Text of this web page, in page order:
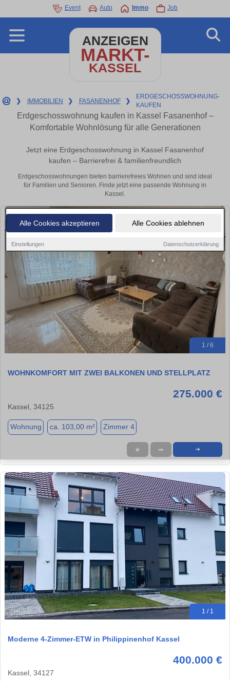
Alle Cookies akzeptieren Alle Cookies ablehnen
Einstellungen Datenschutzerklärung
Event Auto Immo Job
ANZEIGEN
MARKT-
KASSEL
❯ IMMOBILIEN ❯ FASANENHOF ❯
ERDGESCHOSSWOHNUNG-
KAUFEN
Erdgeschosswohnung kaufen in Kassel Fasanenhof –
Komfortable Wohnlösung für alle Generationen
Jetzt eine Erdgeschosswohnung in Kassel Fasanenhof
kaufen – Barrierefrei & familienfreundlich
Erdgeschosswohnungen bieten barrierefreies Wohnen und sind ideal
für Familien und Senioren. Finde jetzt eine passende Wohnung in
Kassel.
1 / 6
WOHNKOMFORT MIT ZWEI BALKONEN UND STELLPLATZ
275.000 €
Kassel, 34125
Wohnung ca. 103,00 m² Zimmer 4
★ ➦ ➜
1 / 1
Moderne 4-Zimmer-ETW in Philippinenhof Kassel
400.000 €
Kassel, 34127